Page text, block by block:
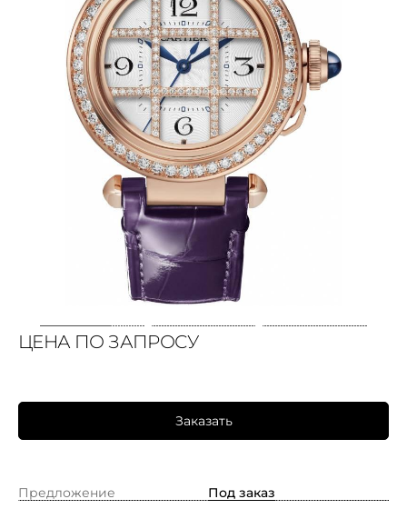
ЦЕНА ПО ЗАПРОСУ
Заказать
Предложение
Под заказ